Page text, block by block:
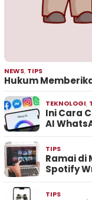
NEWS, TIPS
Hukum
TEKNOLOGI,
Ini Cara
AI
TIPS
Ramai di
Spotify
TIPS